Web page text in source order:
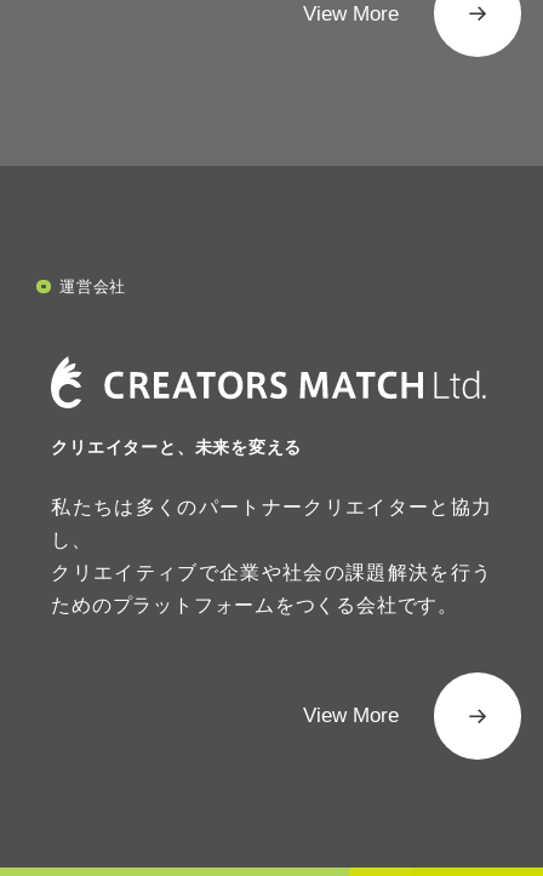
View More
運営会社
クリエイターと、未来を変える
私たちは多くのパートナークリエイターと協力
し、
クリエイティブで企業や社会の課題解決を行う
ためのプラットフォームをつくる会社です。
View More